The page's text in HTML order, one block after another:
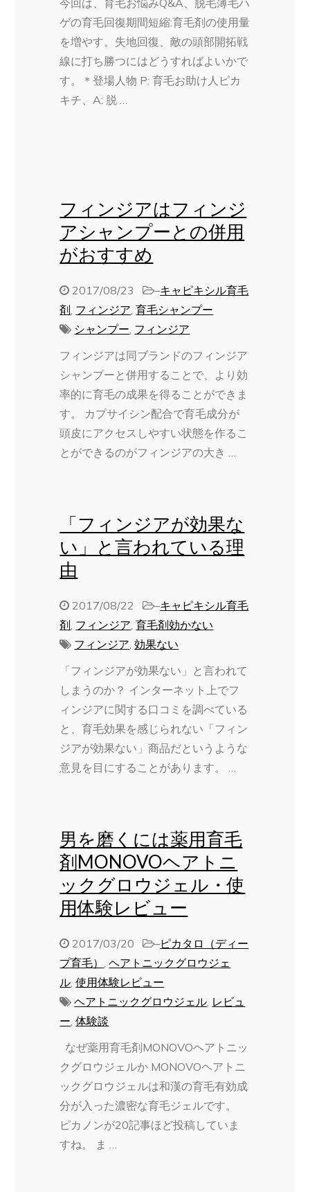
今回は、育毛お悩みQ&A、脱毛薄毛ハ
ゲの育毛回復期間短縮:育毛剤の使用量
を増やす。失地回復、敵の頭部開拓戦
線に打ち勝つにはどうすればよいかで
す。＊登場人物 P: 育毛お助け人ピカ
キチ、A: 脱 …
フィンジアはフィンジ
アシャンプーとの併用
がおすすめ
2017/08/23 –キャピキシル育毛
剤, フィンジア,育毛シャンプー
シャンプー, フィンジア
フィンジアは同ブランドのフィンジア
シャンプーと併用することで、より効
率的に育毛の成果を得ることができま
す。 カプサイシン配合で育毛成分が
頭皮にアクセスしやすい状態を作るこ
とができるのがフィンジアの大き …
「フィンジアが効果な
い」と言われている理
由
2017/08/22 –キャピキシル育毛
剤, フィンジア,育毛剤効かない
フィンジア,効果ない
「フィンジアが効果ない」と言われて
しまうのか？ インターネット上でフ
ィンジアに関する口コミを調べている
と、育毛効果を感じられない「フィン
ジアが効果ない」商品だというような
意見を目にすることがあります。 …
男を磨くには薬用育毛
剤MONOVOヘアトニ
ックグロウジェル・使
用体験レビュー
2017/03/20 –ピカタロ（ディー
プ育毛）,ヘアトニックグロウジェ
ル,使用体験レビュー
ヘアトニックグロウジェル, レビュ
ー,体験談
なぜ薬用育毛剤MONOVOヘアトニッ
クグロウジェルか MONOVOヘアトニ
ックグロウジェルは和漢の育毛有効成
分が入った濃密な育毛ジェルです。
ピカノンが20記事ほど投稿していま
すね。 ま …